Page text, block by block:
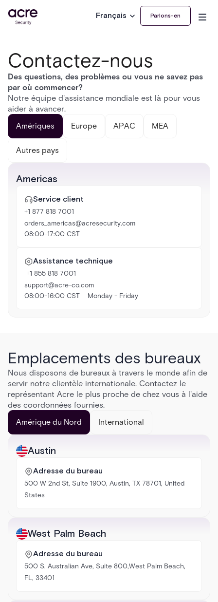
Français Parlons-en
Contactez-nous
Des questions, des problèmes ou vous ne savez pas
par où commencer?
Notre équipe d'assistance mondiale est là pour vous
aider à avancer.
Amériques Europe APAC MEA
Autres pays
Americas
Service client
+1 877 818 7001
orders_americas@acresecurity.com
08:00-17:00 CST
Assistance technique
+1 855 818 7001
support@acre-co.com
08:00-16:00 CST Monday - Friday
Emplacements des bureaux
Nous disposons de bureaux à travers le monde afin de
servir notre clientèle internationale. Contactez le
représentant Acre le plus proche de chez vous à l'aide
des coordonnées fournies.
Amérique du Nord International
Austin
Adresse du bureau
500 W 2nd St, Suite 1900, Austin, TX 78701, United
States
West Palm Beach
Adresse du bureau
500 S. Australian Ave, Suite 800,West Palm Beach,
FL, 33401